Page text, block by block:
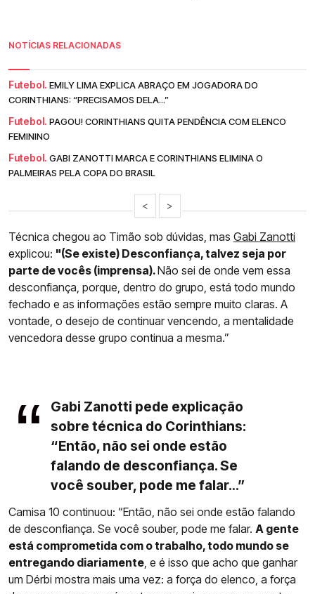
NOTÍCIAS RELACIONADAS
Futebol. EMILY LIMA EXPLICA ABRAÇO EM JOGADORA DO
CORINTHIANS: “PRECISAMOS DELA...”
Futebol. PAGOU! CORINTHIANS QUITA PENDÊNCIA COM ELENCO
FEMININO
Futebol. GABI ZANOTTI MARCA E CORINTHIANS ELIMINA O
PALMEIRAS PELA COPA DO BRASIL
< >
Técnica chegou ao Timão sob dúvidas, mas Gabi Zanotti
explicou: "(Se existe) Desconfiança, talvez seja por
parte de vocês (imprensa).Não sei de onde vem essa
desconfiança, porque, dentro do grupo, está todo mundo
fechado e as informações estão sempre muito claras. A
vontade, o desejo de continuar vencendo, a mentalidade
vencedora desse grupo continua a mesma.”
Gabi Zanotti pede explicação
sobre técnica do Corinthians:
“Então, não sei onde estão
falando de desconfiança. Se
você souber, pode me falar...”
Camisa 10 continuou: “Então, não sei onde estão falando
de desconfiança. Se você souber, pode me falar. A gente
está comprometida com o trabalho, todo mundo se
entregando diariamente, e é isso que acho que ganhar
um Dérbi mostra mais uma vez: a força do elenco, a força